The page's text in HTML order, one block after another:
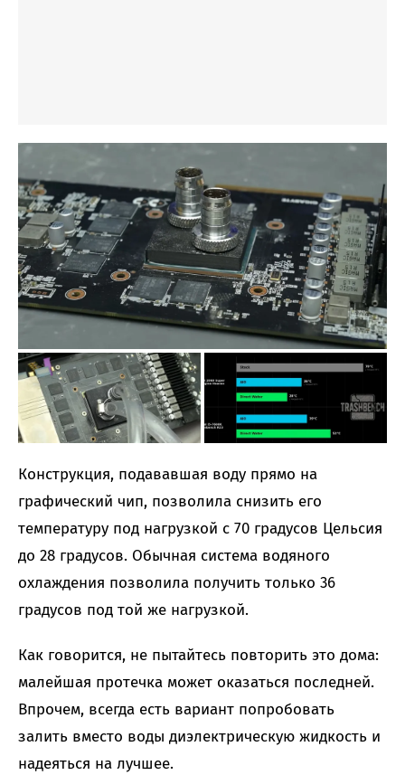
Конструкция, подававшая воду прямо на
графический чип, позволила снизить его
температуру под нагрузкой с 70 градусов Цельсия
до 28 градусов. Обычная система водяного
охлаждения позволила получить только 36
градусов под той же нагрузкой.
Как говорится, не пытайтесь повторить это дома:
малейшая протечка может оказаться последней.
Впрочем, всегда есть вариант попробовать
залить вместо воды диэлектрическую жидкость и
надеяться на лучшее.